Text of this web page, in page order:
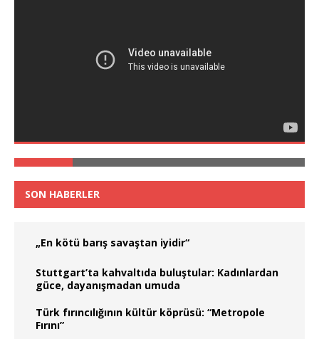
SON HABERLER
„En kötü barış savaştan iyidir“
Stuttgart’ta kahvaltıda buluştular: Kadınlardan
güce, dayanışmadan umuda
Türk fırıncılığının kültür köprüsü: “Metropole
Fırını”